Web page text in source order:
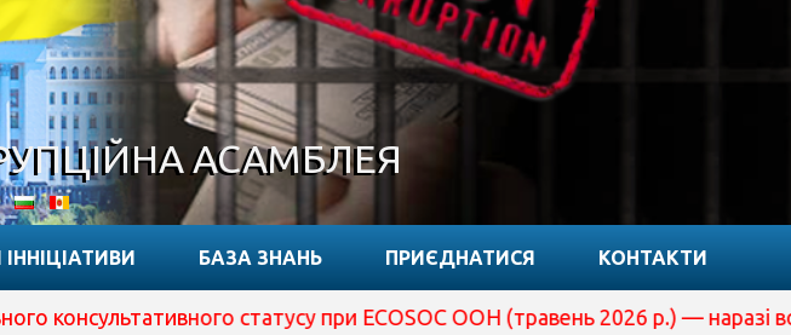
АСАМБЛЕЯ
БАЗА ЗНАНЬ ПРИЄДНАТИСЯ КОНТАКТИ
статусу при ECOSOC ООН (травень 2026 р.) — наразі